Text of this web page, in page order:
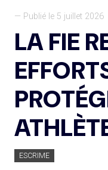
— Publié le 5 juillet 2026
LA FIE
ESCRIME